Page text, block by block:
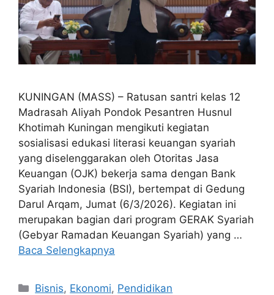
KUNINGAN (MASS) – Ratusan santri kelas 12
Madrasah Aliyah Pondok Pesantren Husnul
Khotimah Kuningan mengikuti kegiatan
sosialisasi edukasi literasi keuangan syariah
yang diselenggarakan oleh Otoritas Jasa
Keuangan (OJK) bekerja sama dengan Bank
Syariah Indonesia (BSI), bertempat di Gedung
Darul Arqam, Jumat (6/3/2026). Kegiatan ini
merupakan bagian dari program GERAK Syariah
(Gebyar Ramadan Keuangan Syariah) yang …
Baca Selengkapnya
Kategori
Bisnis, Ekonomi, Pendidikan